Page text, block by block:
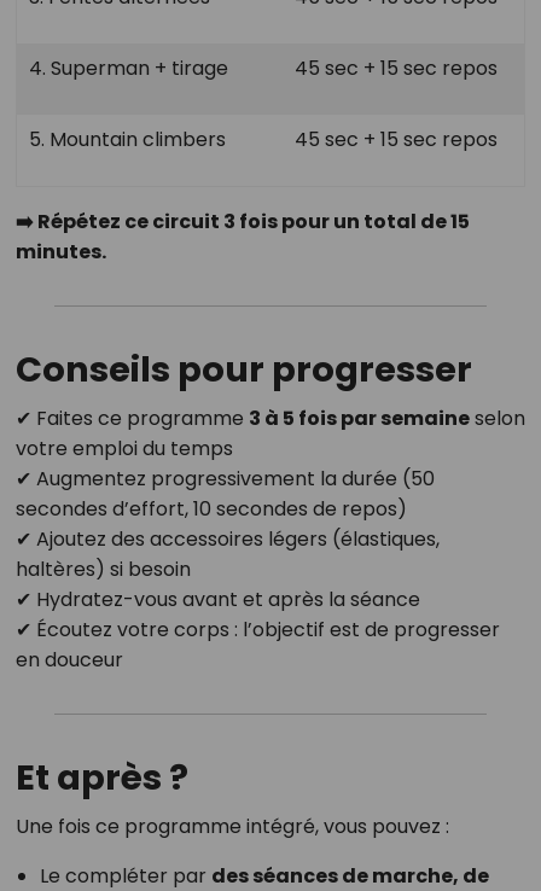
4. Superman + tirage 45 sec + 15 sec repos
5. Mountain climbers 45 sec + 15 sec repos
➡️ Répétez ce circuit 3 fois pour un total de 15
minutes.
Conseils pour progresser
✔ Faites ce programme 3 à 5 fois par semaineselon
votre emploi du temps
✔ Augmentez progressivement la durée (50
secondes d’effort, 10 secondes de repos)
✔ Ajoutez des accessoires légers (élastiques,
haltères) si besoin
✔ Hydratez-vous avant et après la séance
✔ Écoutez votre corps : l’objectif est de progresser
en douceur
Et après ?
Une fois ce programme intégré, vous pouvez :
Le compléter par des séances de marche, de